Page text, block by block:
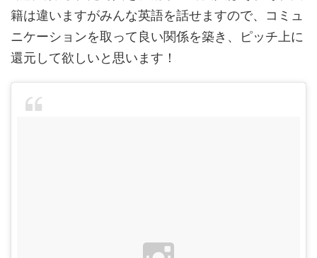
籍は違いますがみんな英語を話せますので、コミュ
ニケーションを取って良い関係を築き、ピッチ上に
還元して欲しいと思います！